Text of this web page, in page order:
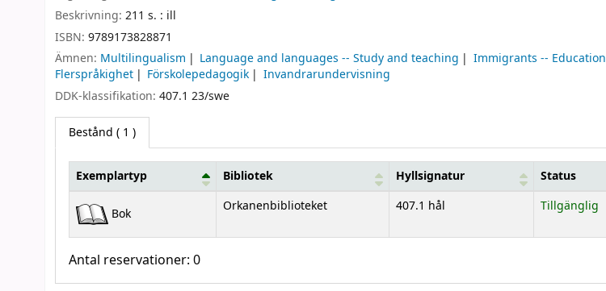
Beskrivning: 211 s. : ill
ISBN: 9789173828871
Ämnen: Multilingualism Language and languages -- Study and teaching Immigrants -- Education
Flerspråkighet
Förskolepedagogik
Invandrarundervisning
DDK-klassifikation: 407.1 23/swe
Bestånd ( 1 )
Bestånd
Exemplartyp Bibliotek Hyllsignatur Status
Bok Orkanenbiblioteket 407.1 hål Tillgänglig
Antal reservationer: 0